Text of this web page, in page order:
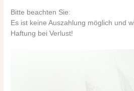
Bitte beachten Sie:
Es ist keine Auszahlung möglich und
Haftung bei Verlust!